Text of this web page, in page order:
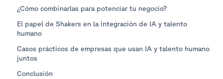
¿Cómo combinarlas para potenciar tu negocio?
El papel de Shakers en la integración de IA y talento
humano
Casos prácticos de empresas que usan IA y talento humano
juntos
Conclusión